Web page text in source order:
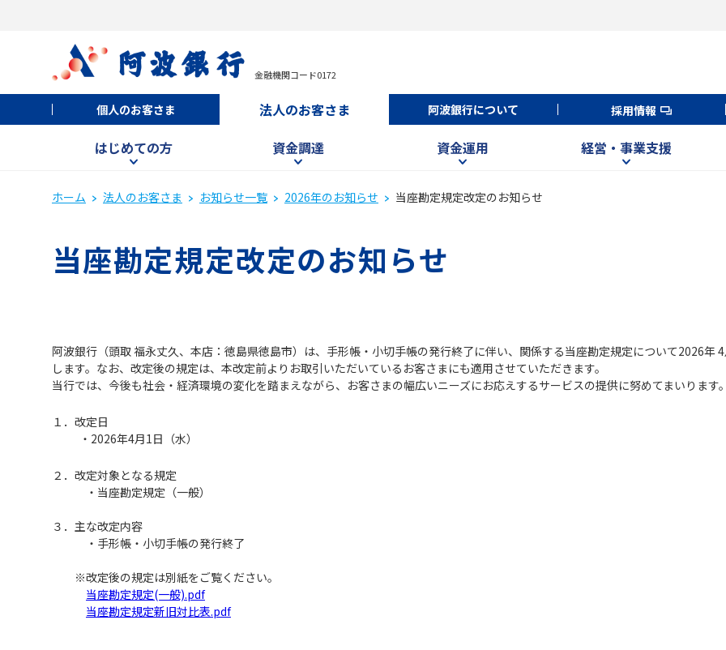
金融機関コード0172
個人のお客さま 法人のお客さま 阿波銀行について 採用情報
はじめての方 資金調達 資金運用 経営・事業支援
ホーム 法人のお客さま お知らせ一覧 2026年のお知らせ 当座勘定規定改定のお知らせ
当座勘定規定改定のお知らせ
阿波銀行（頭取 福永丈久、本店：徳島県徳島市）は、手形帳・小切手帳の発行終了に伴い、関係する当座勘定規定について2026年
します。なお、改定後の規定は、本改定前よりお取引いただいているお客さまにも適用させていただきます。
当行では、今後も社会・経済環境の変化を踏まえながら、お客さまの幅広いニーズにお応えするサービスの提供に努めてまいります。
１．改定日
・2026年4月1日（水）
２．改定対象となる規定
・当座勘定規定（一般）
３．主な改定内容
・手形帳・小切手帳の発行終了
※改定後の規定は別紙をご覧ください。
当座勘定規定(一般).pdf
当座勘定規定新旧対比表.pdf